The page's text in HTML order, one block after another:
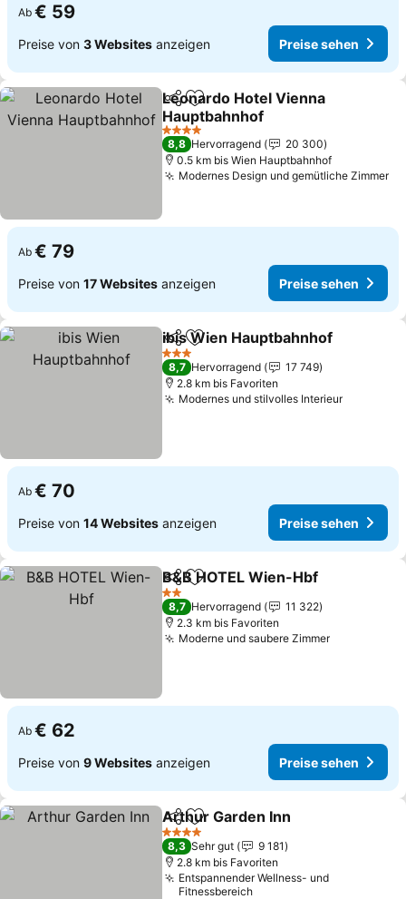
Ab € 59
Preise von 3 Websites anzeigen Preise sehen
TeilenZu Favoriten hinzufügen
Leonardo Hotel Vienna
Hauptbahnhof
Preise sehen
4 Sterne
8,8 Hervorragend
20 300
0.5 km bis Wien Hauptbahnhof
Modernes Design und gemütliche Zimmer
Ab € 79
Preise von 17 Websites anzeigen Preise sehen
TeilenZu Favoriten hinzufügen
ibis Wien Hauptbahnhof
3 Sterne
8,7 Hervorragend
17 749
2.8 km bis Favoriten
Modernes und stilvolles InterieurPreise
Ab € 70
Preise von 14 Websites anzeigen Preise sehen
TeilenZu Favoriten hinzufügen
B&B HOTEL Wien-Hbf
2 Sterne
8,7 Hervorragend
11 322
2.3 km bis Favoriten
Moderne und saubere ZimmerPreise
Ab € 62
Preise von 9 Websites anzeigen Preise sehen
TeilenZu Favoriten hinzufügen
Arthur Garden Inn
4 Sterne
8,3 Sehr gut
9 181
2.8 km bis Favoriten
Entspannender Wellness- und
Fitnessbereich